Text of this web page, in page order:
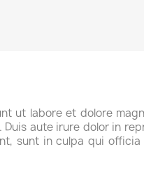
ut labore et dolore
aute irure dolor in
sunt in culpa qui